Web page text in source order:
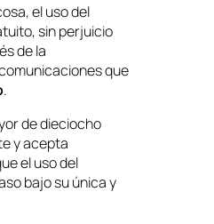
el uso del
sin perjuicio
de la
que
.
de dieciocho
y acepta
el uso del
bajo su única y